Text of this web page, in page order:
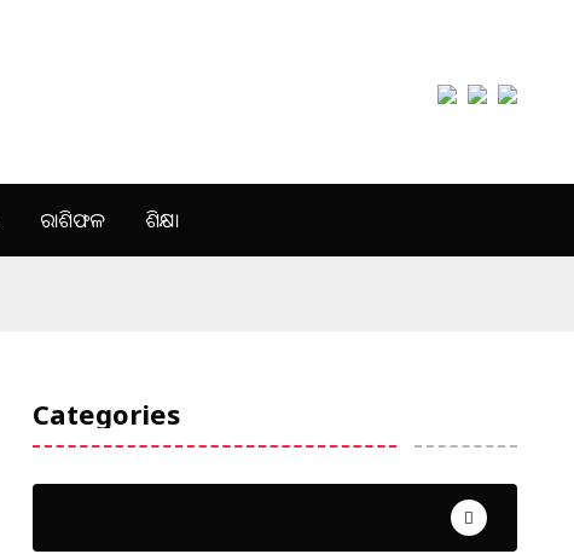
ରାଶିଫଳ ଶିକ୍ଷା
Categories